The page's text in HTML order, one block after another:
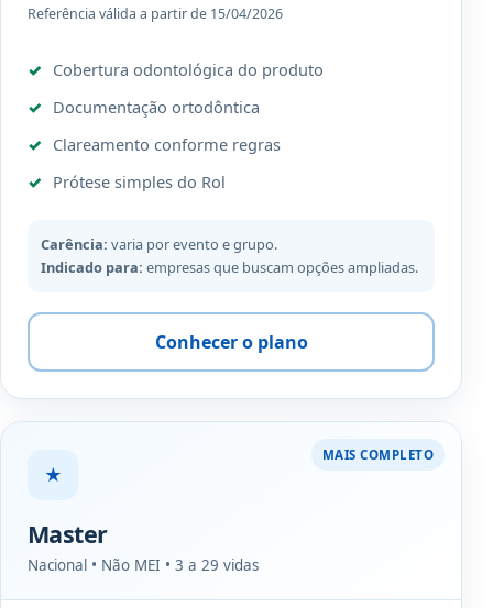
Referência válida a partir de 15/04/2026
Cobertura odontológica do produto
Documentação ortodôntica
Clareamento conforme regras
Prótese simples do Rol
Carência: varia por evento e grupo.
Indicado para: empresas que buscam opções ampliadas.
Conhecer o plano
MAIS COMPLETO
★
Master
Nacional • Não MEI • 3 a 29 vidas